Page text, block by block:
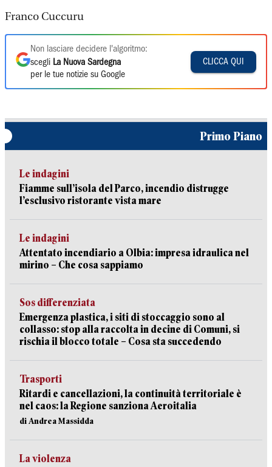
Franco Cuccuru
Non lasciare decidere l'algoritmo:
scegli La Nuova Sardegna
per le tue notizie su Google
CLICCA QUI
Primo Piano
Le indagini
Fiamme sull’isola del Parco, incendio distrugge
l’esclusivo ristorante vista mare
Le indagini
Attentato incendiario a Olbia: impresa idraulica nel
mirino – Che cosa sappiamo
Sos differenziata
Emergenza plastica, i siti di stoccaggio sono al
collasso: stop alla raccolta in decine di Comuni, si
rischia il blocco totale – Cosa sta succedendo
Trasporti
Ritardi e cancellazioni, la continuità territoriale è
nel caos: la Regione sanziona Aeroitalia
di Andrea Massidda
La violenza